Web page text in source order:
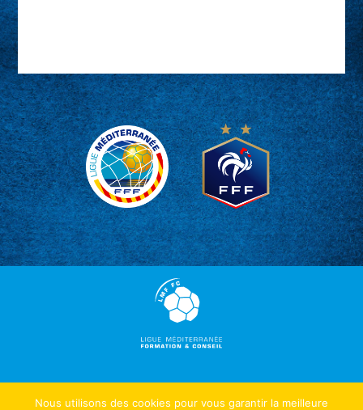
Nous utilisons des cookies pour vous garantir la meilleure